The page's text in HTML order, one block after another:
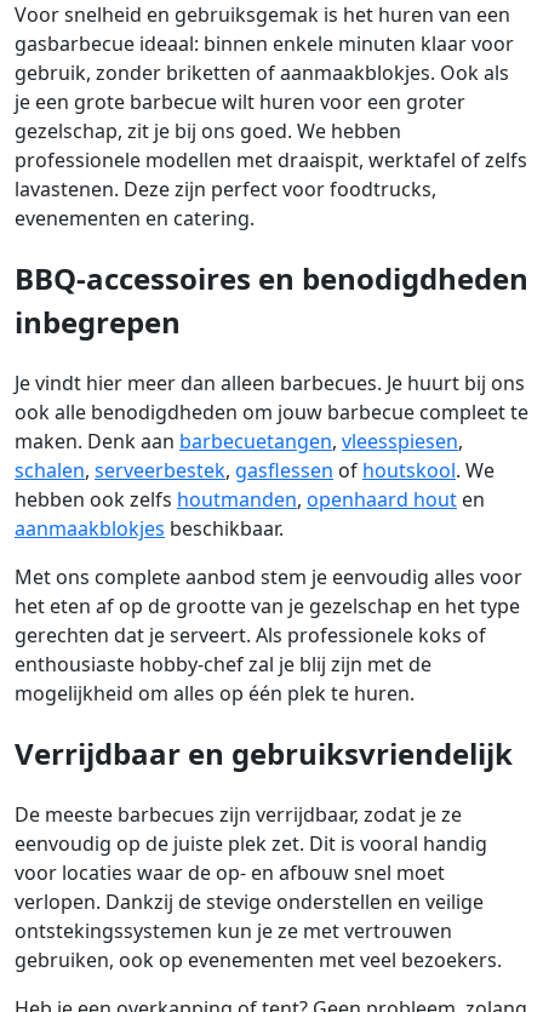
Voor snelheid en gebruiksgemak is het huren van een
gasbarbecue ideaal: binnen enkele minuten klaar voor
gebruik, zonder briketten of aanmaakblokjes. Ook als
je een grote barbecue wilt huren voor een groter
gezelschap, zit je bij ons goed. We hebben
professionele modellen met draaispit, werktafel of zelfs
lavastenen. Deze zijn perfect voor foodtrucks,
evenementen en catering.
BBQ-accessoires en benodigdheden
inbegrepen
Je vindt hier meer dan alleen barbecues. Je huurt bij ons
ook alle benodigdheden om jouw barbecue compleet te
maken. Denk aan barbecuetangen, vleesspiesen,
schalen, serveerbestek, gasflessen of houtskool. We
hebben ook zelfs houtmanden, openhaard hout en
aanmaakblokjes beschikbaar.
Met ons complete aanbod stem je eenvoudig alles voor
het eten af op de grootte van je gezelschap en het type
gerechten dat je serveert. Als professionele koks of
enthousiaste hobby-chef zal je blij zijn met de
mogelijkheid om alles op één plek te huren.
Verrijdbaar en gebruiksvriendelijk
De meeste barbecues zijn verrijdbaar, zodat je ze
eenvoudig op de juiste plek zet. Dit is vooral handig
voor locaties waar de op- en afbouw snel moet
verlopen. Dankzij de stevige onderstellen en veilige
ontstekingssystemen kun je ze met vertrouwen
gebruiken, ook op evenementen met veel bezoekers.